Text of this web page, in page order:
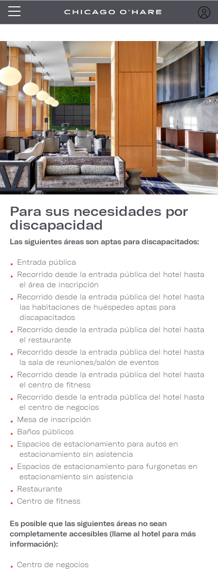
Para sus necesidades por
discapacidad
Las siguientes áreas son aptas para discapacitados:
Entrada pública
Recorrido desde la entrada pública del hotel hasta
el área de inscripción
Recorrido desde la entrada pública del hotel hasta
las habitaciones de huéspedes aptas para
discapacitados
Recorrido desde la entrada pública del hotel hasta
el restaurante
Recorrido desde la entrada pública del hotel hasta
la sala de reuniones/salón de eventos
Recorrido desde la entrada pública del hotel hasta
el centro de fitness
Recorrido desde la entrada pública del hotel hasta
el centro de negocios
Mesa de inscripción
Baños públicos
Espacios de estacionamiento para autos en
estacionamiento sin asistencia
Espacios de estacionamiento para furgonetas en
estacionamiento sin asistencia
Restaurante
Centro de fitness
Es posible que las siguientes áreas no sean
completamente accesibles (llame al hotel para más
información):
Centro de negocios